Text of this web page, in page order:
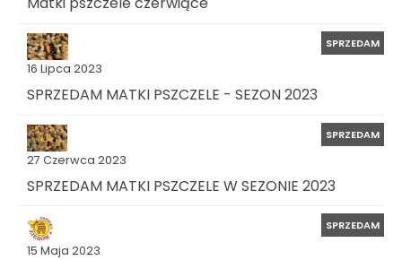
16 Lipca 2023
SPRZEDAM
SPRZEDAM MATKI PSZCZELE - SEZON 2023
27 Czerwca 2023
SPRZEDAM
SPRZEDAM MATKI PSZCZELE W SEZONIE 2023
15 Maja 2023
SPRZEDAM